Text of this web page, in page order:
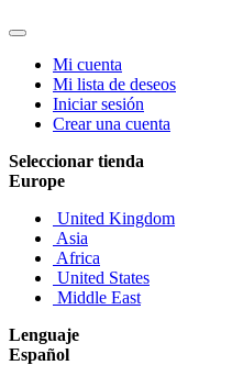
Mi cuenta
Mi lista de deseos
Iniciar sesión
Crear una cuenta
Seleccionar tienda
Europe
United Kingdom
Asia
Africa
United States
Middle East
Lenguaje
Español